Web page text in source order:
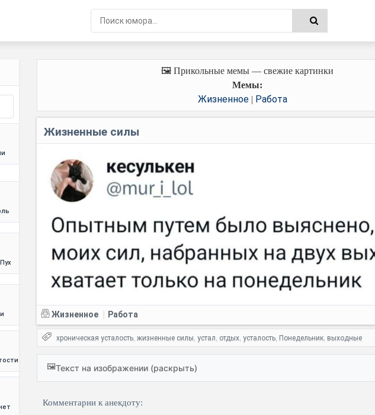
🖼️ Прикольные мемы — свежие картинки
Мемы:
Жизненное | Работа
Жизненные силы
Жизненное Работа
хроническая усталость, жизненные силы, устал, отдых, усталость, Понедельник, выходные
🖼️Текст на изображении (раскрыть)
Комментарии к анекдоту: